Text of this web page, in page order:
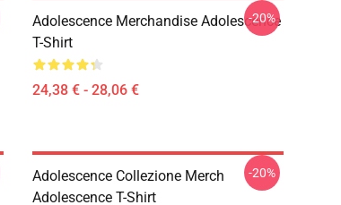
Adolescence Merchandise Adolescence
T-Shirt
24,38 € - 28,06 €
-20%
Adolescence Collezione Merch
Adolescence T-Shirt
-20%